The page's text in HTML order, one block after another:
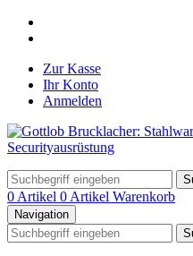
Zur Kasse
Ihr Konto
Anmelden
0 Artikel 0 Artikel Warenkorb
Navigation